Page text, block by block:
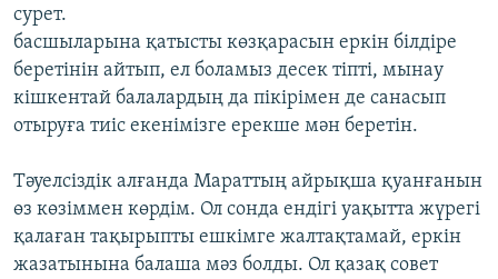
сурет.
басшыларына қатысты көзқарасын еркін білдіре
беретінін айтып, ел боламыз десек тіпті, мынау
кішкентай балалардың да пікірімен де санасып
отыруға тиіс екенімізге ерекше мән беретін.
Тәуелсіздік алғанда Мараттың айрықша қуанғанын
өз көзіммен көрдім. Ол сонда ендігі уақытта жүрегі
қалаған тақырыпты ешкімге жалтақтамай, еркін
жазатынына балаша мәз болды. Ол қазақ совет